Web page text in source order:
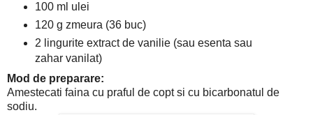
100 ml ulei
120 g zmeura (36 buc)
2 lingurite extract de vanilie (sau esenta sau
zahar vanilat)
Mod de preparare:
Amestecati faina cu praful de copt si cu bicarbonatul de
sodiu.